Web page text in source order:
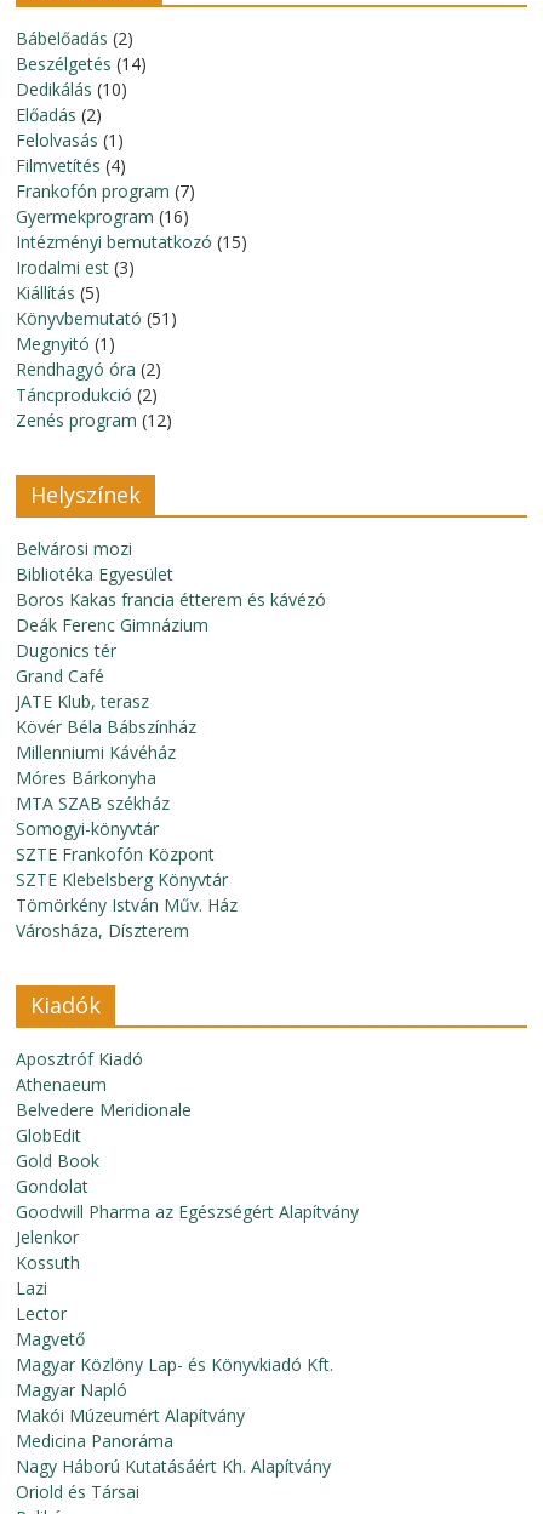
Bábelőadás (2)
Beszélgetés (14)
Dedikálás (10)
Előadás (2)
Felolvasás (1)
Filmvetítés (4)
Frankofón program (7)
Gyermekprogram (16)
Intézményi bemutatkozó (15)
Irodalmi est (3)
Kiállítás (5)
Könyvbemutató (51)
Megnyitó (1)
Rendhagyó óra (2)
Táncprodukció (2)
Zenés program (12)
Helyszínek
Belvárosi mozi
Bibliotéka Egyesület
Boros Kakas francia étterem és kávézó
Deák Ferenc Gimnázium
Dugonics tér
Grand Café
JATE Klub, terasz
Kövér Béla Bábszínház
Millenniumi Kávéház
Móres Bárkonyha
MTA SZAB székház
Somogyi-könyvtár
SZTE Frankofón Központ
SZTE Klebelsberg Könyvtár
Tömörkény István Műv. Ház
Városháza, Díszterem
Kiadók
Aposztróf Kiadó
Athenaeum
Belvedere Meridionale
GlobEdit
Gold Book
Gondolat
Goodwill Pharma az Egészségért Alapítvány
Jelenkor
Kossuth
Lazi
Lector
Magvető
Magyar Közlöny Lap- és Könyvkiadó Kft.
Magyar Napló
Makói Múzeumért Alapítvány
Medicina Panoráma
Nagy Háború Kutatásáért Kh. Alapítvány
Oriold és Társai